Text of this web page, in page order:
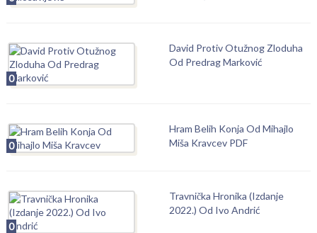
0
David Protiv Otužnog Zloduha
Od Predrag Marković
0
Hram Belih Konja Od Mihajlo
Miša Kravcev PDF
0
Travnička Hronika (Izdanje
2022.) Od Ivo Andrić